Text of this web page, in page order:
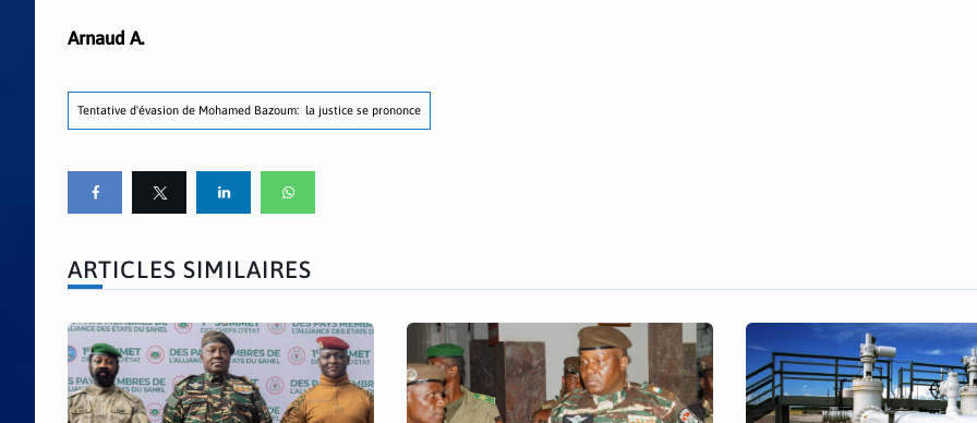
Arnaud A.
Tentative d'évasion de Mohamed Bazoum: la justice se prononce
ARTICLES SIMILAIRES